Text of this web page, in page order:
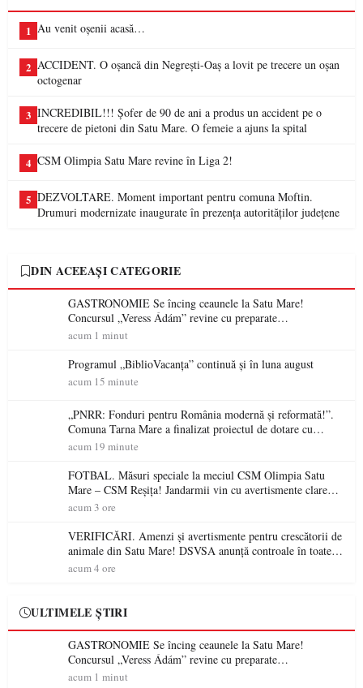
1 Au venit oșenii acasă…
2 ACCIDENT. O oșancă din Negrești-Oaș a lovit pe trecere un oșan
octogenar
3 INCREDIBIL!!! Șofer de 90 de ani a produs un accident pe o
trecere de pietoni din Satu Mare. O femeie a ajuns la spital
4 CSM Olimpia Satu Mare revine în Liga 2!
5 DEZVOLTARE. Moment important pentru comuna Moftin.
Drumuri modernizate inaugurate în prezența autorităților județene
DIN ACEEAȘI CATEGORIE
GASTRONOMIE Se încing ceaunele la Satu Mare!
Concursul „Veress Ádám” revine cu preparate
spectaculoase, premii și un jurat de renume
acum 1 minut
Programul „BiblioVacanța” continuă și în luna august
acum 15 minute
„PNRR: Fonduri pentru România modernă și reformată!”.
Comuna Tarna Mare a finalizat proiectul de dotare cu
mobilier, materiale didactice și echipamente digitale a
acum 19 minute
FOTBAL. Măsuri speciale la meciul CSM Olimpia Satu
Mare – CSM Reșița! Jandarmii vin cu avertismente clare
pentru suporteri
acum 3 ore
VERIFICĂRI. Amenzi și avertismente pentru crescătorii de
animale din Satu Mare! DSVSA anunță controale în toate
gospodăriile și face apel la respectarea legii
acum 4 ore
ULTIMELE ȘTIRI
GASTRONOMIE Se încing ceaunele la Satu Mare!
Concursul „Veress Ádám” revine cu preparate
spectaculoase, premii și un jurat de renume
acum 1 minut